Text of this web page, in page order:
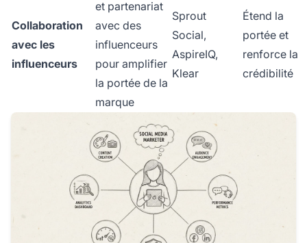
Collaboration
avec les
influenceurs
et partenariat
avec des
influenceurs
pour amplifier
la portée de la
marque
Sprout
Social,
AspireIQ,
Klear
Étend la
portée et
renforce la
crédibilité